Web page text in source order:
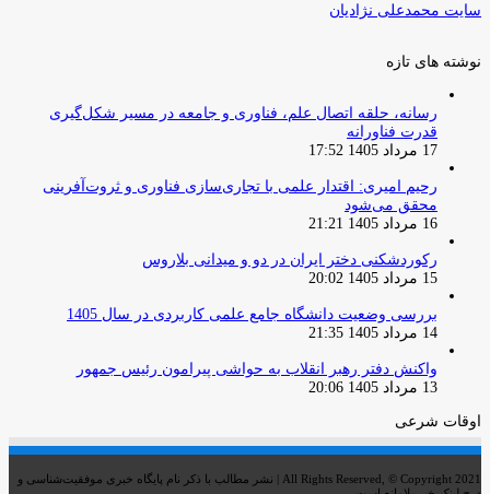
سایت محمدعلی نژادیان
نوشته های تازه
رسانه، حلقه اتصال علم، فناوری و جامعه در مسیر شکل‌گیری
قدرت فناورانه
17 مرداد 1405 17:52
رحیم امیری: اقتدار علمی با تجاری‌سازی فناوری و ثروت‌آفرینی
محقق می‌شود
16 مرداد 1405 21:21
رکوردشکنی دختر ایران در دو و میدانی بلاروس
15 مرداد 1405 20:02
بررسی وضعیت دانشگاه جامع علمی کاربردی در سال 1405
14 مرداد 1405 21:35
واکنش دفتر رهبر انقلاب به حواشی پیرامون رئیس جمهور
13 مرداد 1405 20:06
اوقات شرعی
All Rights Reserved, © Copyright 2021 | نشر مطالب با ذکر نام پایگاه خبری موفقیت‌شناسی و